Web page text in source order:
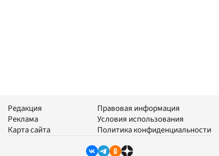
Редакция
Реклама
Карта сайта
Правовая информация
Условия использования
Политика конфиденциальности